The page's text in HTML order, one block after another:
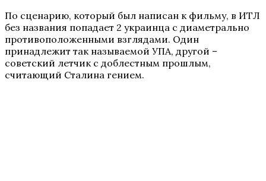
По сценарию, который был написан к фильму, в ИТЛ
без названия попадает 2 украинца с диаметрально
противоположенными взглядами. Один
принадлежит так называемой УПА, другой –
советский летчик с доблестным прошлым,
считающий Сталина гением.